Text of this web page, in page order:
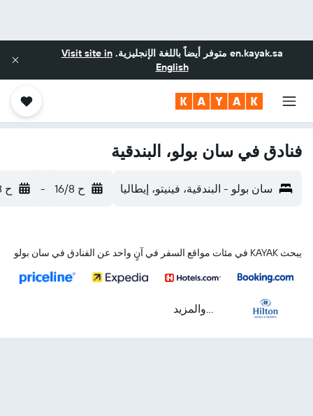
en.kayak.sa متوفر أيضاً باللغة الإنجليزية.Visit site in
English
فنادق في سان بولو، البندقية
سان بولو - البندقية، فينيتو، إيطاليا ح 16/8 - ح 23/8
يبحث KAYAK في مئات مواقع السفر في آنٍ واحد عن الفنادق في سان بولو
...والمزيد